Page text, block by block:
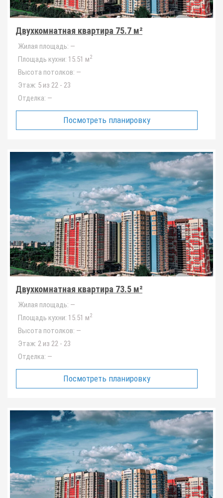
Двухкомнатная квартира 75.7 м²
Жилая площадь: —
Площадь кухни: 15.51 м2
Высота потолков: —
Этаж: 5 из 22 - 23
Отделка: —
Посмотреть планировку
Двухкомнатная квартира 73.5 м²
Жилая площадь: —
Площадь кухни: 15.51 м2
Высота потолков: —
Этаж: 2 из 22 - 23
Отделка: —
Посмотреть планировку